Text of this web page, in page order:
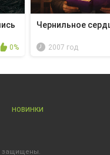
0%
Чернильное
2007 год
НОВИНКИ
защищены.